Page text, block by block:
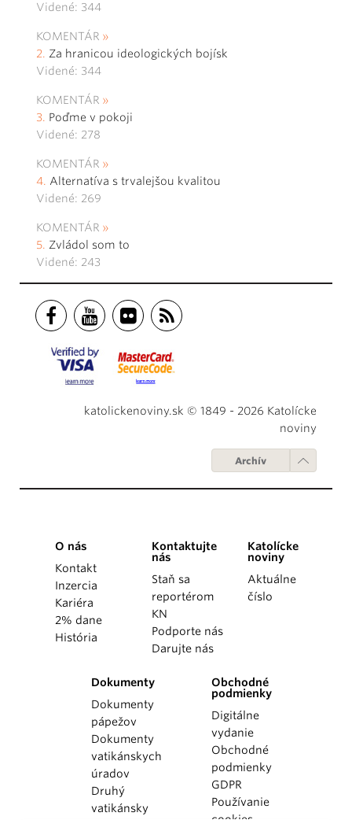
Videné: 344
KOMENTÁR
Za hranicou ideologických bojísk
Videné: 344
KOMENTÁR
Poďme v pokoji
Videné: 278
KOMENTÁR
Alternatíva s trvalejšou kvalitou
Videné: 269
KOMENTÁR
Zvládol som to
Videné: 243
katolickenoviny.sk © 1849 - 2026 Katolícke
noviny
Archív
O nás
Kontakt
Inzercia
Kariéra
2% dane
História
Kontaktujte
nás
Staň sa
reportérom
KN
Podporte nás
Darujte nás
Katolícke
noviny
Aktuálne
číslo
Dokumenty
Dokumenty
pápežov
Dokumenty
vatikánskych
úradov
Druhý
vatikánsky
Obchodné
podmienky
Digitálne
vydanie
Obchodné
podmienky
GDPR
Používanie